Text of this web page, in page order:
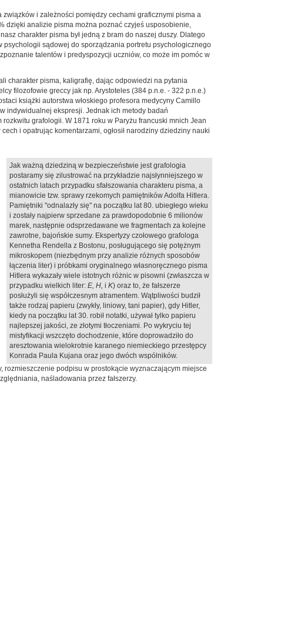
i zależności pomiędzy cechami graficznymi pisma a
dzięki analizie pisma można poznać czyjeś usposobienie,
charakter pisma był jedną z bram do naszej duszy. Dlatego
sądowej do sporządzania portretu psychologicznego
talentów i predyspozycji uczniów, co może im pomóc w
charakter pisma, kaligrafię, dając odpowiedzi na pytania
filozofowie greccy jak np. Arystoteles (384 p.n.e. - 322 p.n.e.)
książki autorstwa włoskiego profesora medycyny Camillo
indywidualnej ekspresji. Jednak ich metody badań
grafologii. W 1871 roku w Paryżu francuski mnich Jean
i opatrując komentarzami, ogłosił narodziny dziedziny nauki
Jak ważną dziedziną w bezpieczeństwie jest grafologia
postaramy się zilustrować na przykładzie najsłynniejszego w
ostatnich latach przypadku sfałszowania charakteru pisma, a
mianowicie tzw. sprawy rzekomych pamiętników Adolfa Hitlera.
Pamiętniki "odnalazły się" na początku lat 80. ubiegłego wieku
i zostały najpierw sprzedane za prawdopodobnie 6 milionów
marek, następnie odsprzedawane we fragmentach za kolejne
zawrotne, bajońskie sumy. Ekspertyzy czołowego grafologa
Kennetha Rendella z Bostonu, posługującego się potężnym
mikroskopem (niezbędnym przy analizie różnych sposobów
łączenia liter) i próbkami oryginalnego własnoręcznego pisma
Hitlera wykazały wiele istotnych różnic w pisowni (zwłaszcza w
przypadku wielkich liter: E, H, i K) oraz to, że fałszerze
posłużyli się współczesnym atramentem. Wątpliwości budził
także rodzaj papieru (zwykły, liniowy, tani papier), gdy Hitler,
kiedy na początku lat 30. robił notatki, używał tylko papieru
najlepszej jakości, ze złotymi tłoczeniami. Po wykryciu tej
mistyfikacji wszczęto dochodzenie, które doprowadziło do
aresztowania wielokrotnie karanego niemieckiego przestępcy
Konrada Paula Kujana oraz jego dwóch wspólników.
rozmieszczenie podpisu w prostokącie wyznaczającym miejsce
naśladowania przez fałszerzy.